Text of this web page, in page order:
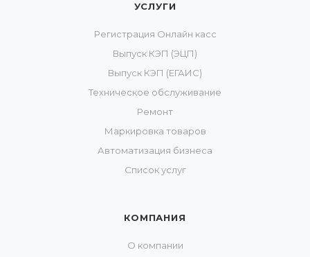
УСЛУГИ
Регистрация Онлайн касс
Выпуск КЭП (ЭЦП)
Выпуск КЭП (ЕГАИС)
Техническое обслуживание
Ремонт
Маркировка товаров
Автоматизация бизнеса
Список услуг
КОМПАНИЯ
О компании